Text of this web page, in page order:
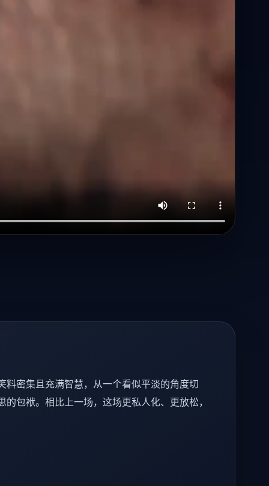
料密集且充满智慧，从一个看似平淡的角度切
包袱。相比上一场，这场更私人化、更放松，